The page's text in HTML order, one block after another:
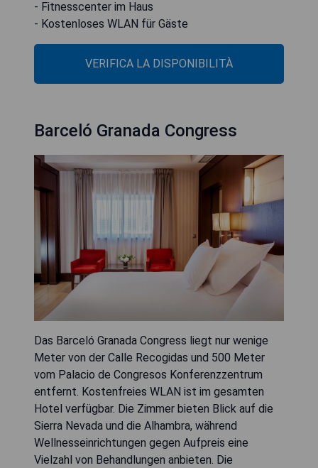
- Fitnesscenter im Haus
- Kostenloses WLAN für Gäste
VERIFICA LA DISPONIBILITÀ
Barceló Granada Congress
Das Barceló Granada Congress liegt nur wenige
Meter von der Calle Recogidas und 500 Meter
vom Palacio de Congresos Konferenzzentrum
entfernt. Kostenfreies WLAN ist im gesamten
Hotel verfügbar. Die Zimmer bieten Blick auf die
Sierra Nevada und die Alhambra, während
Wellnesseinrichtungen gegen Aufpreis eine
Vielzahl von Behandlungen anbieten. Die